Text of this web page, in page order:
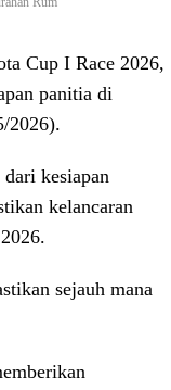
Cup I Race 2026,
panitia di
2026).
kesiapan
kelancaran
sejauh mana